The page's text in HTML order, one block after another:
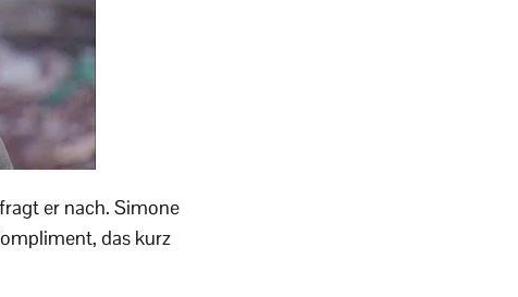
er nach. Simone
das kurz